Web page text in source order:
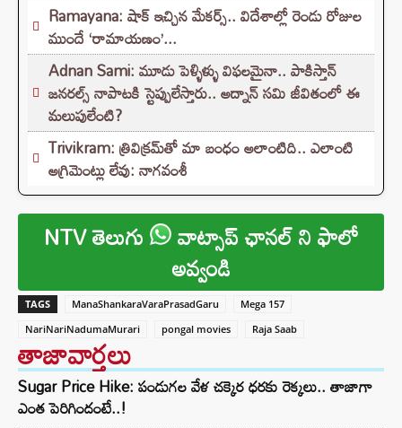
Ramayana: షాక్ ఇచ్చిన మేకర్స్.. విదేశాల్లో రెండు రోజుల
ముందే ‘రామాయణం’...
Adnan Sami: మూడు పెళ్ళిళ్ళు విఫలమైనా.. పాకిస్తాన్
జనరల్స్ నాపాటకి స్టెప్పులేస్తారు.. అద్నాన్ సమి జీవితంలో ఈ
మలుపులేంటి?
Trivikram: త్రివిక్రమ్‌తో మా బంధం అలాంటిది.. ఎలాంటి
అగ్రిమెంట్లు లేవు: నాగవంశీ
NTV తెలుగు వాట్సాప్ ఛానల్ ని ఫాలో
అవ్వండి
TAGS ManaShankaraVaraPrasadGaru
Mega 157
NariNariNadumaMurari
pongal movies Raja Saab
తాజావార్తలు
Sugar Price Hike: పండుగల వేళ చక్కెర ధరకు రెక్కలు.. తాజాగా
ఎంత పెరిగిందంటే..!